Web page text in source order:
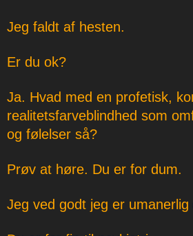
Jeg faldt af hesten.
Er du ok?
Ja. Hvad med en profetisk,
realitetsfarveblindhed som
og følelser så?
Prøv at høre. Du er for dum.
Jeg ved godt jeg er umanerlig